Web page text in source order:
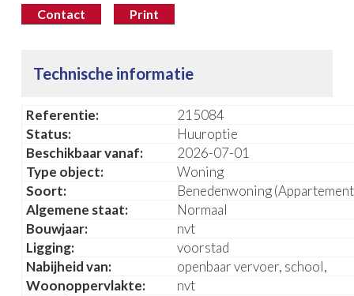
Contact Print
Technische informatie
Referentie:
215084
Status:
Huuroptie
Beschikbaar vanaf:
2026-07-01
Type object:
Woning
Soort:
Benedenwoning
Algemene staat:
Normaal
Bouwjaar:
nvt
Ligging:
voorstad
Nabijheid van:
openbaar vervoer, school,
Woonoppervlakte:
nvt